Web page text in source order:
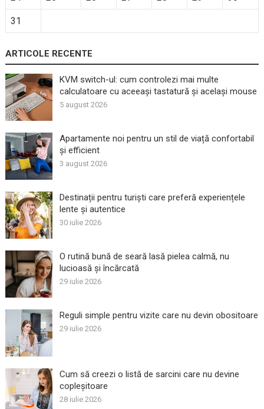
31
ARTICOLE RECENTE
KVM switch-ul: cum controlezi mai multe
calculatoare cu aceeași tastatură și același mouse
5 august 2026
Apartamente noi pentru un stil de viață confortabil
și efficient
3 august 2026
Destinații pentru turiști care preferă experiențele
lente și autentice
30 iulie 2026
O rutină bună de seară lasă pielea calmă, nu
lucioasă și încărcată
29 iulie 2026
Reguli simple pentru vizite care nu devin obositoare
29 iulie 2026
Cum să creezi o listă de sarcini care nu devine
copleșitoare
28 iulie 2026